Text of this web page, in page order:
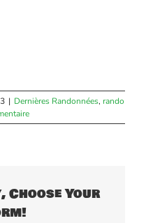
| Dernières Randonnées, rando
Choose Your